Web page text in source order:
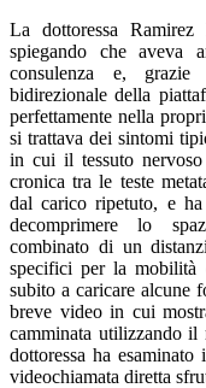
La dottoressa
spiegando che aveva
consulenza e,
bidirezionale della
perfettamente nella
si trattava dei sintomi
in cui il tessuto nervoso
cronica tra le teste
dal carico ripetuto, e
decomprimere lo
combinato di un
specifici per la mobilità
subito a caricare alcune
breve video in cui
camminata utilizzando
dottoressa ha
videochiamata diretta